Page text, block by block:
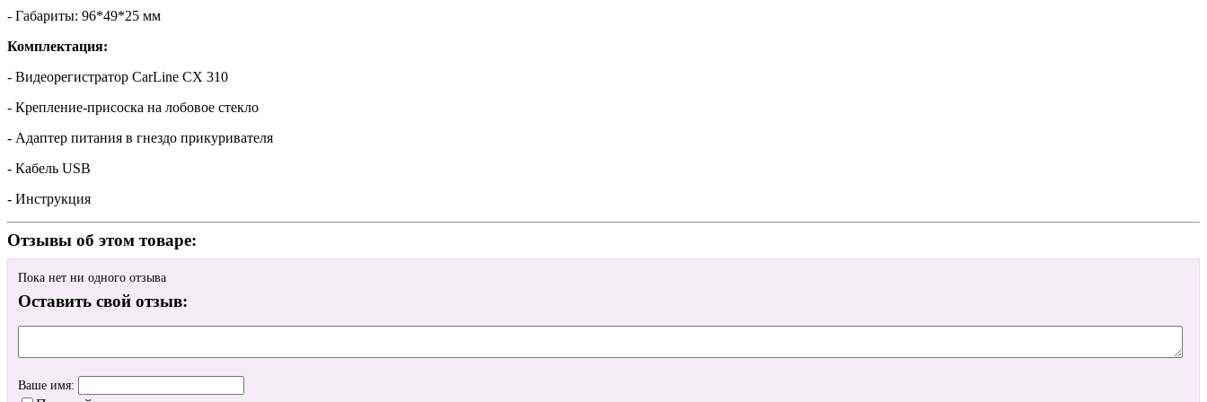
- Габариты: 96*49*25 мм
Комплектация:
- Видеорегистратор CarLine CX 310
- Крепление-присоска на лобовое стекло
- Адаптер питания в гнездо прикуривателя
- Кабель USB
- Инструкция
Отзывы об этом товаре:
Пока нет ни одного отзыва
Оставить свой отзыв:
Ваше имя: